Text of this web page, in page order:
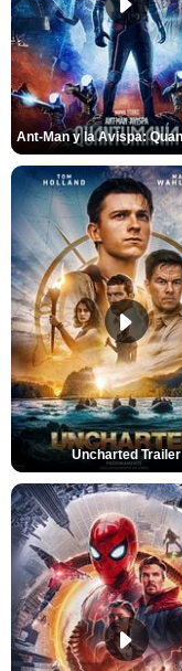
Uncharted Trailer